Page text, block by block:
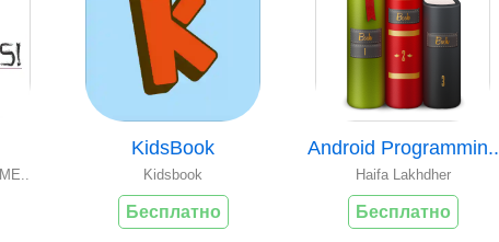
KidsBook
Kidsbook
Бесплатно
Android Programmin..
Haifa Lakhdher
Бесплатно